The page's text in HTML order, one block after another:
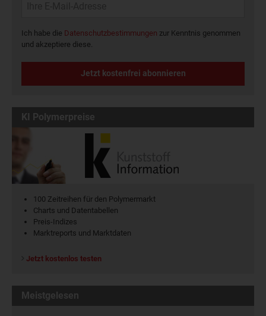
Ich habe die Datenschutzbestimmungen zur Kenntnis genommen
und akzeptiere diese.
Jetzt kostenfrei abonnieren
KI Polymerpreise
100 Zeitreihen für den Polymermarkt
Charts und Datentabellen
Preis-Indizes
Marktreports und Marktdaten
Jetzt kostenlos testen
Meistgelesen